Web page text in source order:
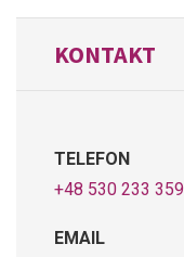
KONTAKT
TELEFON
+48 530 233 359
EMAIL